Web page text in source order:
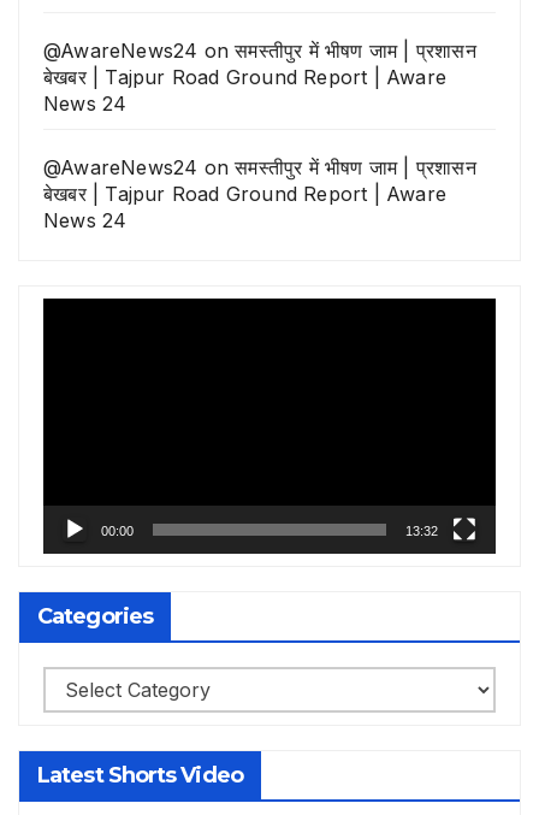
@AwareNews24 onसमस्तीपुर में भीषण जाम | प्रशासन
बेखबर | Tajpur Road Ground Report | Aware
News 24
@AwareNews24 onसमस्तीपुर में भीषण जाम | प्रशासन
बेखबर | Tajpur Road Ground Report | Aware
News 24
00:00 13:32
Categories
Categories
Latest Shorts Video